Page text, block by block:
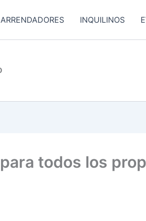
ARRENDADORES INQUILINOS
todos los